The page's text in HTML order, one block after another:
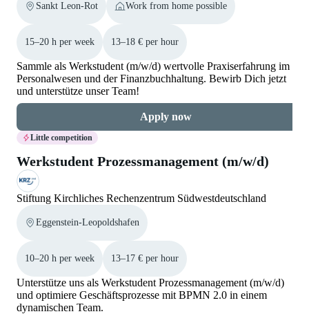
Sankt Leon-Rot Work from home possible
15–20 h per week 13–18 € per hour
Sammle als Werkstudent (m/w/d) wertvolle Praxiserfahrung im
Personalwesen und der Finanzbuchhaltung. Bewirb Dich jetzt
und unterstütze unser Team!
Apply now
Little competition
Werkstudent Prozessmanagement (m/w/d)
Stiftung Kirchliches Rechenzentrum Südwestdeutschland
Eggenstein-Leopoldshafen
10–20 h per week 13–17 € per hour
Unterstütze uns als Werkstudent Prozessmanagement (m/w/d)
und optimiere Geschäftsprozesse mit BPMN 2.0 in einem
dynamischen Team.